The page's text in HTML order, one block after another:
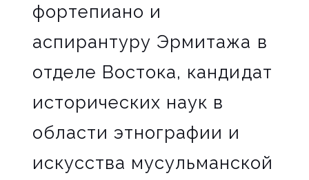
фортепиано и
аспирантуру Эрмитажа в
отделе Востока, кандидат
исторических наук в
области этнографии и
искусства мусульманской